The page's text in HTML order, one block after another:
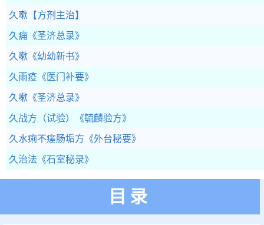
久嗽 【方剂主治】
久痈 《圣济总录》
久嗽 《幼幼新书》
久雨疫 《医门补要》
久嗽 《圣济总录》
久战方（试验） 《毓麟验方》
久水痢不瘥肠垢方 《外台秘要》
久治法 《石室秘录》
目录